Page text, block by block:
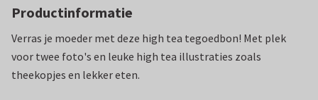
Productinformatie
Verras je moeder met deze high tea tegoedbon! Met plek
voor twee foto's en leuke high tea illustraties zoals
theekopjes en lekker eten.